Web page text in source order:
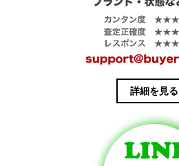
詳細を見る